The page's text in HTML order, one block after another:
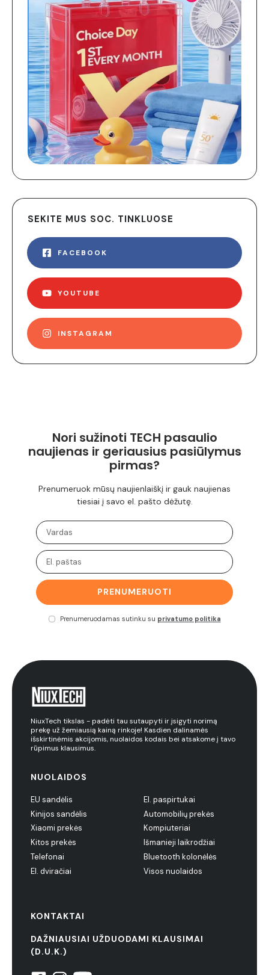
SEKITE MUS SOC. TINKLUOSE
FACEBOOK
YOUTUBE
INSTAGRAM
Nori sužinoti TECH pasaulio
naujienas ir geriausius pasiūlymus
pirmas?
Prenumeruok mūsų naujienlaiškį ir gauk naujienas
tiesiai į savo el. pašto dėžutę.
PRENUMERUOTI
Prenumeruodamas sutinku su privatumo politika
NiuxTech tikslas - padėti tau sutaupyti ir įsigyti norimą
prekę už žemiausią kainą rinkoje! Kasdien dalinamės
išskirtinėmis akcijomis, nuolaidos kodais bei atsakome į tavo
rūpimus klausimus.
NUOLAIDOS
EU sandėlis
Kinijos sandėlis
Xiaomi prekės
Kitos prekės
Telefonai
El. dviračiai
El. paspirtukai
Automobilių prekės
Kompiuteriai
Išmanieji laikrodžiai
Bluetooth kolonėlės
Visos nuolaidos
KONTAKTAI
DAŽNIAUSIAI UŽDUODAMI KLAUSIMAI
(D.U.K.)